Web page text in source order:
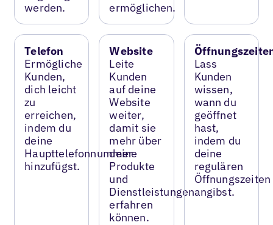
werden.
ermöglichen.
Telefon
Ermögliche
Kunden,
dich leicht
zu
erreichen,
indem du
deine
Haupttelefonnummer
hinzufügst.
Website
Leite
Kunden
auf deine
Website
weiter,
damit sie
mehr über
deine
Produkte
und
Dienstleistungen
erfahren
können.
Lass
Kunden
wissen,
wann du
geöffnet
hast,
indem du
deine
regulären
Öffnungszeiten
angibst.